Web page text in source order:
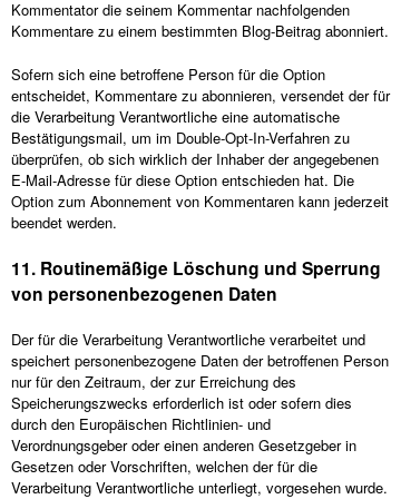
Kommentator die seinem Kommentar nachfolgenden
Kommentare zu einem bestimmten Blog-Beitrag abonniert.
Sofern sich eine betroffene Person für die Option
entscheidet, Kommentare zu abonnieren, versendet der für
die Verarbeitung Verantwortliche eine automatische
Bestätigungsmail, um im Double-Opt-In-Verfahren zu
überprüfen, ob sich wirklich der Inhaber der angegebenen
E-Mail-Adresse für diese Option entschieden hat. Die
Option zum Abonnement von Kommentaren kann jederzeit
beendet werden.
11. Routinemäßige Löschung und Sperrung
von personenbezogenen Daten
Der für die Verarbeitung Verantwortliche verarbeitet und
speichert personenbezogene Daten der betroffenen Person
nur für den Zeitraum, der zur Erreichung des
Speicherungszwecks erforderlich ist oder sofern dies
durch den Europäischen Richtlinien- und
Verordnungsgeber oder einen anderen Gesetzgeber in
Gesetzen oder Vorschriften, welchen der für die
Verarbeitung Verantwortliche unterliegt, vorgesehen wurde.